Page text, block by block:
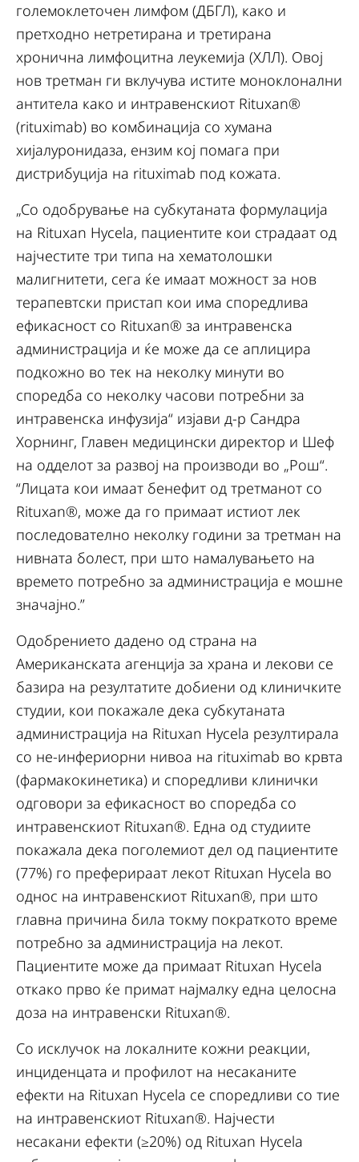
големоклеточен лимфом (ДБГЛ), како и
претходно нетретирана и третирана
хронична лимфоцитна леукемија (ХЛЛ). Овој
нов третман ги вклучува истите моноклонални
антитела како и интравенскиот Rituxan®
(rituximab) во комбинација со хумана
хијалуронидаза, ензим кој помага при
дистрибуција на rituximab под кожата.
„Со одобрување на субкутаната формулација
на Rituxan Hycela, пациентите кои страдаат од
најчестите три типа на хематолошки
малигнитети, сега ќе имаат можност за нов
терапевтски пристап кои има споредлива
ефикасност со Rituxan® за интравенска
администрација и ќе може да се аплицира
подкожно во тек на неколку минути во
споредба со неколку часови потребни за
интравенска инфузија“ изјави д-р Сандра
Хорнинг, Главен медицински директор и Шеф
на одделот за развој на производи во „Рош“.
“Лицата кои имаат бенефит од третманот со
Rituxan®, може да го примаат истиот лек
последователно неколку години за третман на
нивната болест, при што намалувањето на
времето потребно за администрација е мошне
значајно.”
Одобрението дадено од страна на
Американската агенција за храна и лекови се
базира на резултатите добиени од клиничките
студии, кои покажале дека субкутаната
администрација на Rituxan Hycela резултирала
со не-инфериорни нивоа на rituximab во крвта
(фармакокинетика) и споредливи клинички
одговори за ефикасност во споредба со
интравенскиот Rituxan®. Една од студиите
покажала дека поголемиот дел од пациентите
(77%) го преферираат лекот Rituxan Hycela во
однос на интравенскиот Rituxan®, при што
главна причина била токму пократкото време
потребно за администрација на лекот.
Пациентите може да примаат Rituxan Hycela
откако прво ќе примат најмалку една целосна
доза на интравенски Rituxan®.
Со исклучок на локалните кожни реакции,
инциденцата и профилот на несаканите
ефекти на Rituxan Hycela се споредливи со тие
на интравенскиот Rituxan®. Најчести
несакани ефекти (≥20%) од Rituxan Hycela